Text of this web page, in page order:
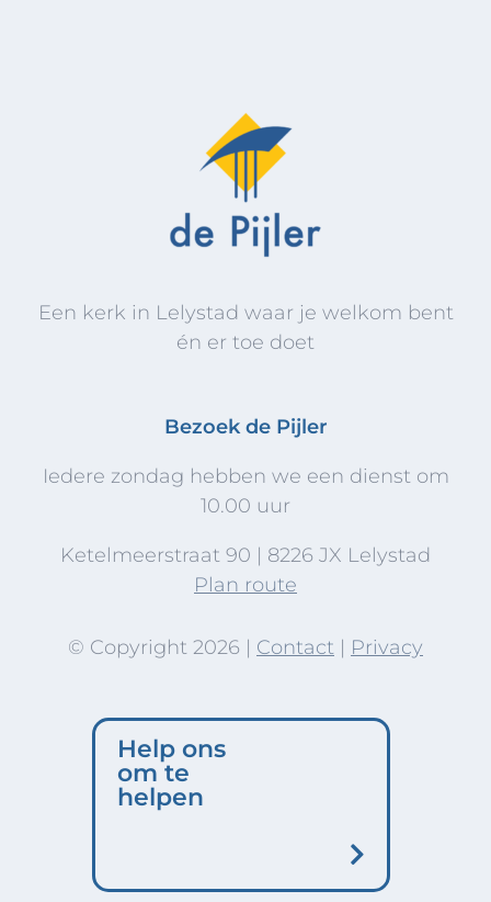
Een kerk in Lelystad waar je welkom bent
én er toe doet
Bezoek de Pijler
Iedere zondag hebben we een dienst om
10.00 uur
Ketelmeerstraat 90 | 8226 JX Lelystad
Plan route
© Copyright 2026 | Contact | Privacy
Help ons
om te
helpen